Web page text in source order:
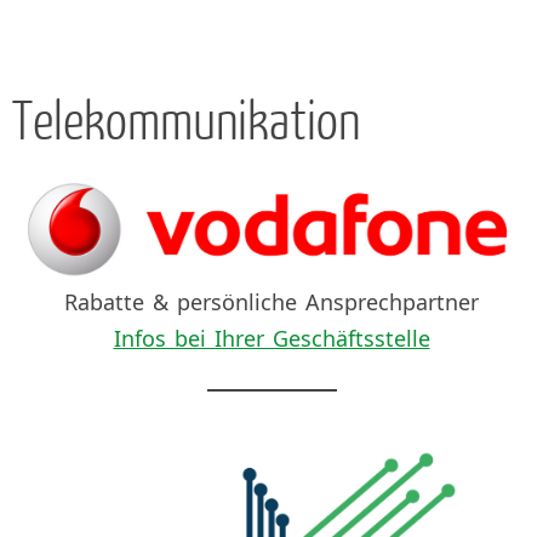
Telekommunikation
Rabatte & persönliche Ansprechpartner
Infos bei Ihrer Geschäftsstelle